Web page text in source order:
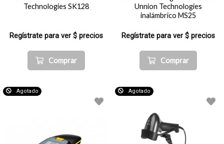
Technologies SK128
Regístrate para ver $ precios
Comprar
Unnion Technologies
inalámbrico MS25
Regístrate para ver $ precios
Comprar
Agotado Agotado